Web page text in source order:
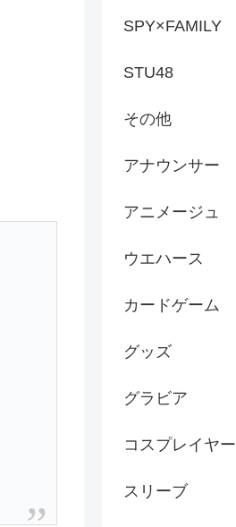
SPY×FAMILY
STU48
その他
アナウンサー
アニメージュ
ウエハース
カードゲーム
グッズ
グラビア
コスプレイヤー
スリーブ